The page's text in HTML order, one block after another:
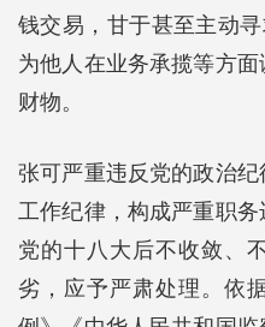
钱交易，甘于甚至主动寻
为他人在业务承揽等方
财物。
张可严重违反党的政治
工作纪律，构成严重职
党的十八大后不收敛、
劣，应予严肃处理。依